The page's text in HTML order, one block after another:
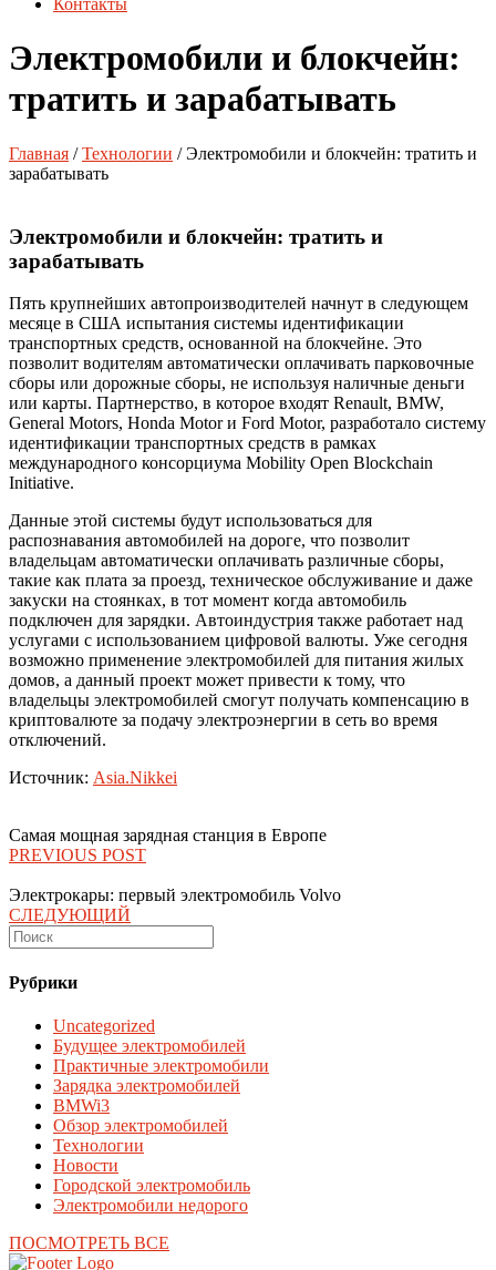
Контакты
Электромобили и блокчейн:
тратить и зарабатывать
Главная /Технологии / Электромобили и блокчейн: тратить и
зарабатывать
Электромобили и блокчейн: тратить и
зарабатывать
Пять крупнейших автопроизводителей начнут в следующем
месяце в США испытания системы идентификации
транспортных средств, основанной на блокчейне. Это
позволит водителям автоматически оплачивать парковочные
сборы или дорожные сборы, не используя наличные деньги
или карты. Партнерство, в которое входят Renault, BMW,
General Motors, Honda Motor и Ford Motor, разработало систему
идентификации транспортных средств в рамках
международного консорциума Mobility Open Blockchain
Initiative.
Данные этой системы будут использоваться для
распознавания автомобилей на дороге, что позволит
владельцам автоматически оплачивать различные сборы,
такие как плата за проезд, техническое обслуживание и даже
закуски на стоянках, в тот момент когда автомобиль
подключен для зарядки. Автоиндустрия также работает над
услугами с использованием цифровой валюты. Уже сегодня
возможно применение электромобилей для питания жилых
домов, а данный проект может привести к тому, что
владельцы электромобилей смогут получать компенсацию в
криптовалюте за подачу электроэнергии в сеть во время
отключений.
Источник: Asia.Nikkei
Самая мощная зарядная станция в Европе
PREVIOUS POST
Электрокары: первый электромобиль Volvo
СЛЕДУЮЩИЙ
Рубрики
Uncategorized
Будущее электромобилей
Практичные электромобили
Зарядка электромобилей
BMWi3
Обзор электромобилей
Технологии
Новости
Городской электромобиль
Электромобили недорого
ПОСМОТРЕТЬ ВСЕ